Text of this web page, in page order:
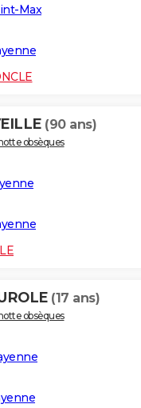
Max
(90 ans)
obsèques
(17 ans)
obsèques